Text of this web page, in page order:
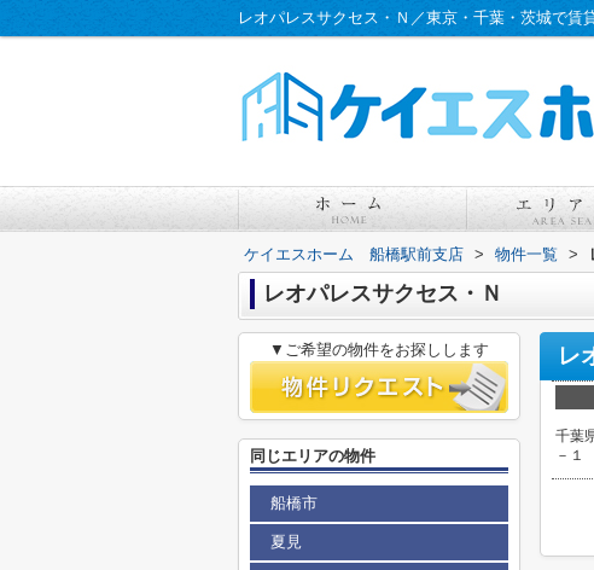
レオパレスサクセス・Ｎ／東京・千葉・茨城で
ケイエスホーム 船橋駅前支店 > 物件一覧 >
レオパレスサクセス・Ｎ
レ
千葉
－１
▼ご希望の物件をお探しします
同じエリアの物件
船橋市
夏見